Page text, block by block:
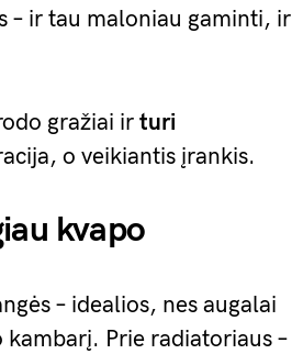
– ir tau maloniau gaminti, ir
gražiai ir turi
o veikiantis įrankis.
kvapo
– idealios, nes augalai
kambarį. Prie radiatoriaus –